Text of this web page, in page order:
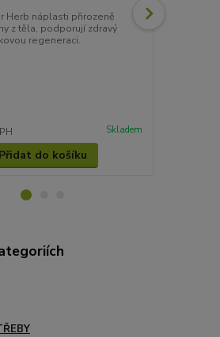
Herb náplasti přirozeně
z těla, podporují zdravý
regeneraci.
Skladem
Přidat do košíku